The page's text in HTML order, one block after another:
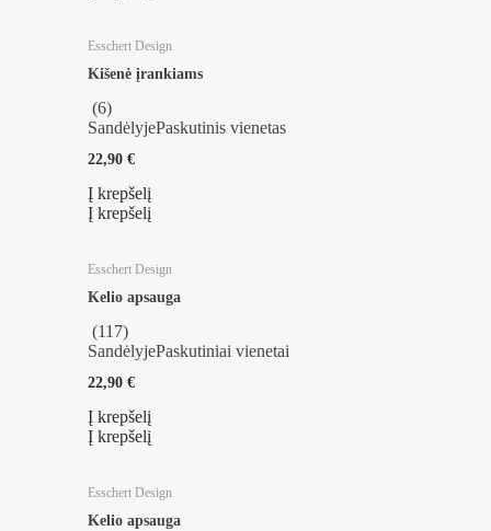
Esschert Design
Kišenė įrankiams
(6)
SandėlyjePaskutinis vienetas
22,90 €
Į krepšelį
Į krepšelį
Esschert Design
Kelio apsauga
(117)
SandėlyjePaskutiniai vienetai
22,90 €
Į krepšelį
Į krepšelį
Esschert Design
Kelio apsauga